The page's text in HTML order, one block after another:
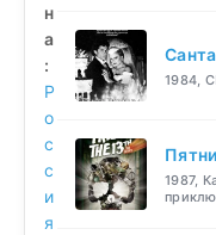
н
а
:
Р
о
с
с
и
я
1984,
1987,